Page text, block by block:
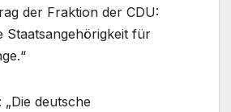
der Fraktion der CDU:
Staatsangehörigkeit für
deutsche